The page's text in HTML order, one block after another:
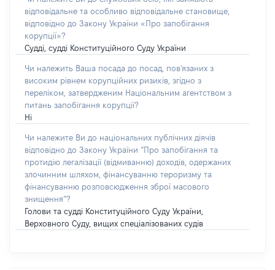
відповідальне та особливо відповідальне становище,
відповідно до Закону України «Про запобігання
корупції»?
Судді, судді Конституційного Суду України
Чи належить Ваша посада до посад, пов'язаних з
високим рівнем корупційних ризиків, згідно з
переліком, затвердженим Національним агентством з
питань запобігання корупції?
Ні
Чи належите Ви до національних публічних діячів
відповідно до Закону України “Про запобігання та
протидію легалізації (відмиванню) доходів, одержаних
злочинним шляхом, фінансуванню тероризму та
фінансуванню розповсюдження зброї масового
знищення”?
Голови та судді Конституційного Суду України,
Верховного Суду, вищих спеціалізованих судів